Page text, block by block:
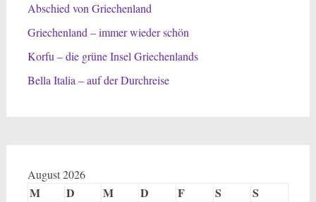
Abschied von Griechenland
Griechenland – immer wieder schön
Korfu – die grüne Insel Griechenlands
Bella Italia – auf der Durchreise
August 2026
M D M D F S S